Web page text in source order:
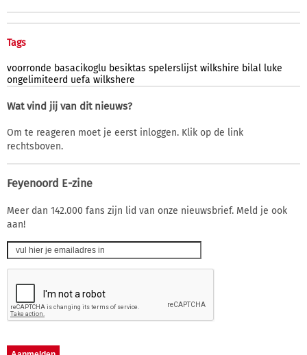
Tags
voorronde basacikoglu besiktas spelerslijst wilkshire bilal luke
ongelimiteerd uefa wilkshere
Wat vind jij van dit nieuws?
Om te reageren moet je eerst inloggen. Klik op de link
rechtsboven.
Feyenoord E-zine
Meer dan 142.000 fans zijn lid van onze nieuwsbrief. Meld je ook
aan!